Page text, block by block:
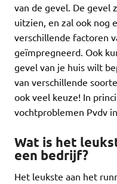
van de gevel. De gevel
uitzien, en zal ook nog
verschillende factoren
geïmpregneerd. Ook
gevel van je huis wilt
van verschillende
ook veel keuze! In
vochtproblemen Pvdv
Wat is het
een bedrijf?
Het leukste aan het